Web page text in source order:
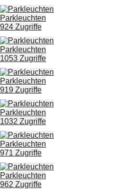
Parkleuchten
924 Zugriffe
Parkleuchten
1053 Zugriffe
Parkleuchten
919 Zugriffe
Parkleuchten
1032 Zugriffe
Parkleuchten
971 Zugriffe
Parkleuchten
962 Zugriffe